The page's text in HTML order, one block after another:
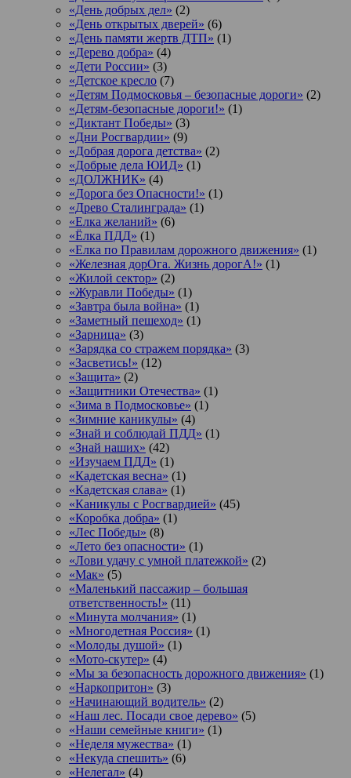
«День добрых дел» (2)
«День открытых дверей» (6)
«День памяти жертв ДТП» (1)
«Дерево добра» (4)
«Дети России» (3)
«Детское кресло (7)
«Детям Подмосковья – безопасные дороги» (2)
«Детям-безопасные дороги!» (1)
«Диктант Победы» (3)
«Дни Росгвардии» (9)
«Добрая дорога детства» (2)
«Добрые дела ЮИД» (1)
«ДОЛЖНИК» (4)
«Дорога без Опасности!» (1)
«Древо Сталинграда» (1)
«Елка желаний» (6)
«Ёлка ПДД» (1)
«Елка по Правилам дорожного движения» (1)
«Железная дорОга. Жизнь дорогА!» (1)
«Жилой сектор» (2)
«Журавли Победы» (1)
«Завтра была война» (1)
«Заметный пешеход» (1)
«Зарница» (3)
«Зарядка со стражем порядка» (3)
«Засветись!» (12)
«Защита» (2)
«Защитники Отечества» (1)
«Зима в Подмосковье» (1)
«Зимние каникулы» (4)
«Знай и соблюдай ПДД» (1)
«Знай наших» (42)
«Изучаем ПДД» (1)
«Кадетская весна» (1)
«Кадетская слава» (1)
«Каникулы с Росгвардией» (45)
«Коробка добра» (1)
«Лес Победы» (8)
«Лето без опасности» (1)
«Лови удачу с умной платежкой» (2)
«Мак» (5)
«Маленький пассажир – большая
ответственность!» (11)
«Минута молчания» (1)
«Многодетная Россия» (1)
«Молоды душой» (1)
«Мото-скутер» (4)
«Мы за безопасность дорожного движения» (1)
«Наркопритон» (3)
«Начинающий водитель» (2)
«Наш лес. Посади свое дерево» (5)
«Наши семейные книги» (1)
«Неделя мужества» (1)
«Некуда спешить» (6)
«Нелегал» (4)